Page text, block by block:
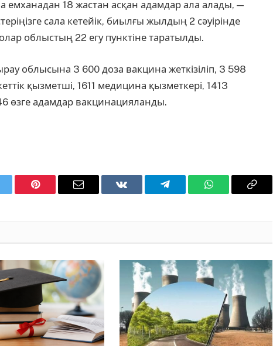
емханадан 18 жастан асқан адамдар ала алады, —
сала кетейік, биылғы жылдың 2 сәуірінде
облыстың 22 егу пунктіне таратылды.
облысына 3 600 доза вакцина жеткізіліп, 3 598
қызметші, 1611 медицина қызметкері, 1413
өзге адамдар вакцинацияланды.
Pinterest Email VKontakteTelegram WhatsAppCopy